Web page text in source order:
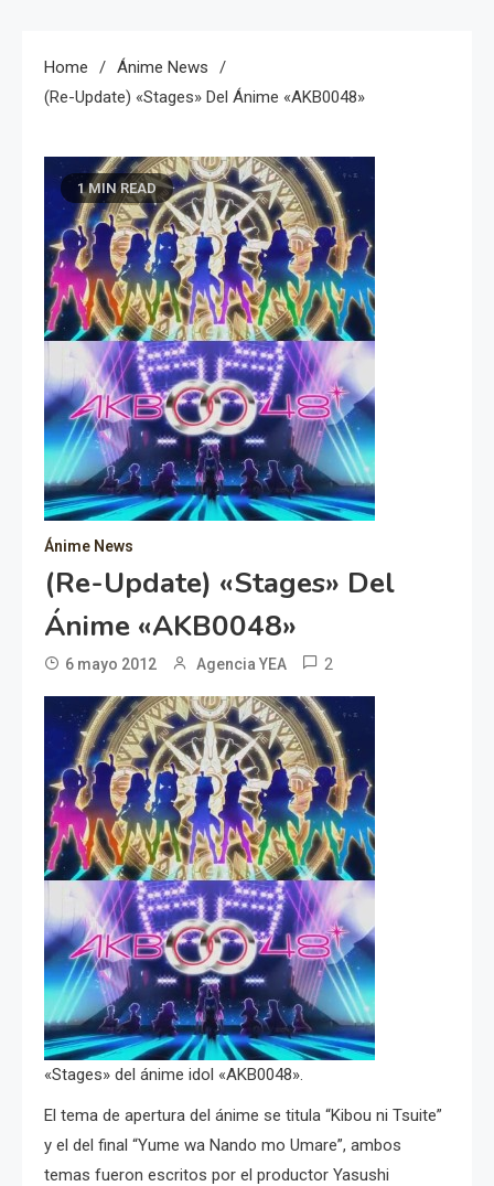
Home
Ánime News
(Re-Update) «Stages» Del Ánime «AKB0048»
1 MIN READ
Ánime News
(Re-Update) «Stages» Del
Ánime «AKB0048»
6 mayo 2012 Agencia YEA 2
«Stages» del ánime idol «AKB0048».
El tema de apertura del ánime se titula “Kibou ni Tsuite”
y el del final “Yume wa Nando mo Umare”, ambos
temas fueron escritos por el productor Yasushi